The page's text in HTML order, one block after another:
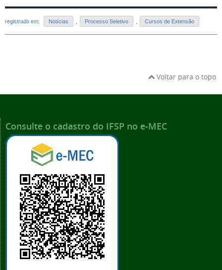
registrado em: Notícias Processo Seletivo Cursos de Extensão
Voltar para o topo
Consulte o cadastro do IFSP no e-MEC